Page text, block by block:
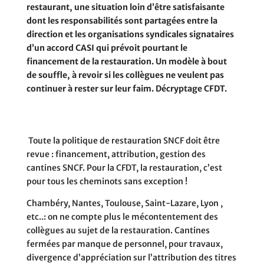
restaurant, une situation loin d’être satisfaisante
dont les responsabilités sont partagées entre la
direction et les organisations syndicales signataires
d’un accord CASI qui prévoit pourtant le
financement de la restauration. Un modèle à bout
de souffle, à revoir si les collègues ne veulent pas
continuer à rester sur leur faim. Décryptage CFDT.
Toute la politique de restauration SNCF doit être
revue : financement, attribution, gestion des
cantines SNCF. Pour la CFDT, la restauration, c’est
pour tous les cheminots sans exception !
Chambéry, Nantes, Toulouse, Saint-Lazare, Lyon ,
etc..: on ne compte plus le mécontentement des
collègues au sujet de la restauration. Cantines
fermées par manque de personnel, pour travaux,
divergence d’appréciation sur l’attribution des titres